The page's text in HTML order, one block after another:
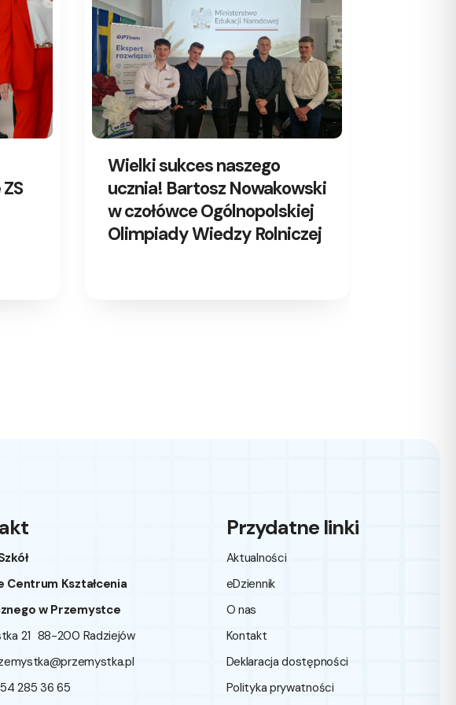
Wielki sukces naszego
ucznia! Bartosz Nowakowski
w czołówce Ogólnopolskiej
Olimpiady Wiedzy Rolniczej
Centrum Kształcenia
w Przemystce
21 88-200 Radziejów
285 36 65
Przydatne linki
Aktualności
eDziennik
O nas
Kontakt
Deklaracja dostępności
Polityka prywatności